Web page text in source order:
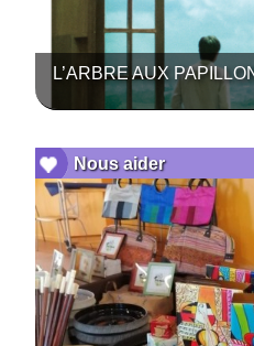
L’ARBRE AUX
Nous aider